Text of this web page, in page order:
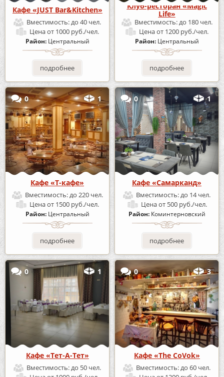
Кафе «JUST Bar&Kitchen»
Вместимость:до 40 чел.
Ценаот 1000 руб./чел.
Район: Центральный
подробнее
Клуб-ресторан «Magic
Life»
Вместимость:до 180 чел.
Ценаот 1200 руб./чел.
Район: Центральный
подробнее
0 1
Кафе «Т-кафе»
Вместимость:до 220 чел.
Ценаот 1500 руб./чел.
Район: Центральный
подробнее
0 1
Кафе «Самарканд»
Вместимость:до 14 чел.
Ценаот 500 руб./чел.
Район: Коминтерновский
подробнее
0 1
Кафе «Тет-А-Тет»
Вместимость:до 50 чел.
0 3
Кафе «The CoVok»
Вместимость:до 60 чел.